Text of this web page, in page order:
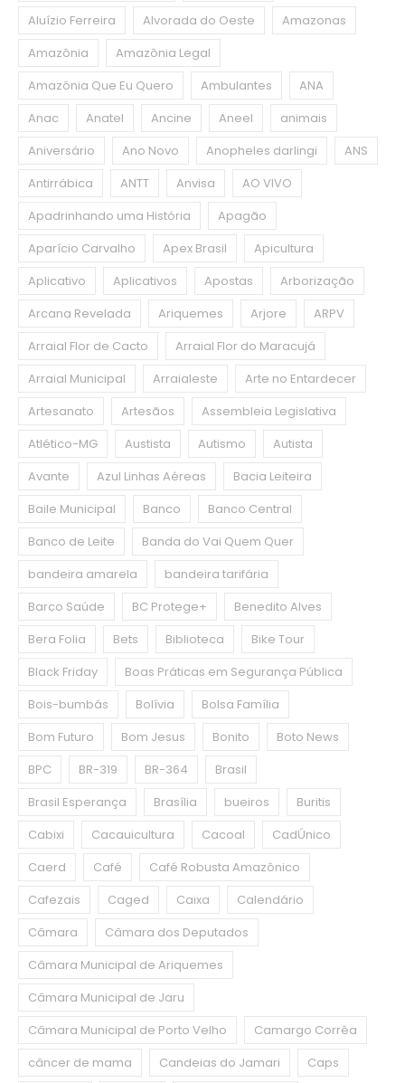
Aluízio Ferreira
Alvorada do Oeste
Amazonas
Amazônia
Amazônia Legal
Amazônia Que Eu Quero
Ambulantes
ANA
Anac
Anatel Ancine Aneel
animais
Aniversário
Ano Novo Anopheles darlingi
ANS
Antirrábica
ANTT Anvisa
AO VIVO
Apadrinhando uma História
Apagão
Aparício Carvalho
Apex Brasil
Apicultura
Aplicativo
Aplicativos Apostas
Arborização
Arcana Revelada
Ariquemes Arjore
ARPV
Arraial Flor de Cacto
Arraial Flor do Maracujá
Arraial Municipal
Arraialeste
Arte no Entardecer
Artesanato
Artesãos
Assembleia Legislativa
Atlético-MG
Austista Autismo
Autista
Avante
Azul Linhas Aéreas
Bacia Leiteira
Baile Municipal
Banco
Banco Central
Banco de Leite
Banda do Vai Quem Quer
bandeira amarela
bandeira tarifária
Barco Saúde
BC Protege+
Benedito Alves
Bera Folia
Bets Biblioteca
Bike Tour
Black Friday
Boas Práticas em Segurança Pública
Bois-bumbás
Bolívia
Bolsa Família
Bom Futuro
Bom Jesus Bonito
Boto News
BPC
BR-319 BR-364
Brasil
Brasil Esperança
Brasília bueiros
Buritis
Cabixi
Cacauicultura Cacoal
CadÚnico
Caerd
Café
Café Robusta Amazônico
Cafezais
Caged Caixa
Calendário
Câmara
Câmara dos Deputados
Câmara Municipal de Ariquemes
Câmara Municipal de Jaru
Câmara Municipal de Porto Velho
Camargo Corrêa
câncer de mama
Candeias do Jamari
Caps